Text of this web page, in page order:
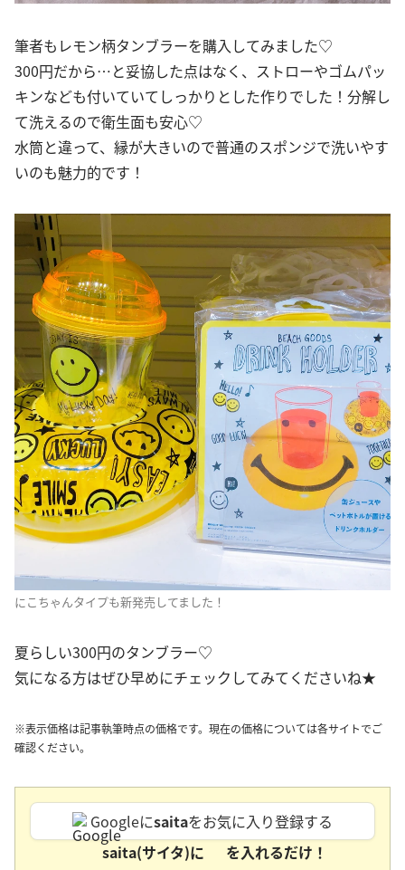
筆者もレモン柄タンブラーを購入してみました♡
300円だから…と妥協した点はなく、ストローやゴムパッ
キンなども付いていてしっかりとした作りでした！分解し
て洗えるので衛生面も安心♡
水筒と違って、縁が大きいので普通のスポンジで洗いやす
いのも魅力的です！
にこちゃんタイプも新発売してました！
夏らしい300円のタンブラー♡
気になる方はぜひ早めにチェックしてみてくださいね★
※表示価格は記事執筆時点の価格です。現在の価格については各サイトでご
確認ください。
Googleにsaitaをお気に入り登録する
saita(サイタ)に
を入れるだけ！